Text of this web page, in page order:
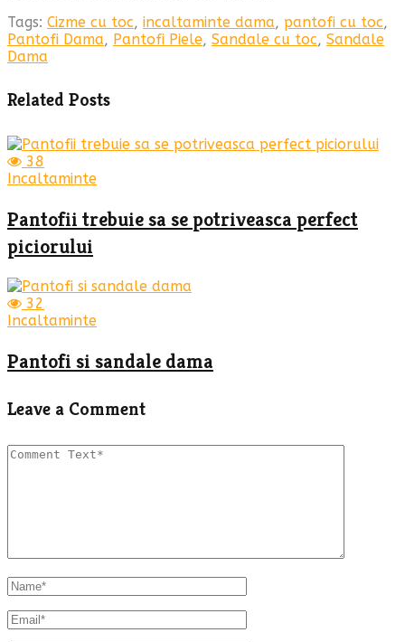
Tags: Cizme cu toc, incaltaminte dama, pantofi cu toc,
Pantofi Dama, Pantofi Piele, Sandale cu toc, Sandale
Dama
Related Posts
38
Incaltaminte
Pantofii trebuie sa se potriveasca perfect
piciorului
32
Incaltaminte
Pantofi si sandale dama
Leave a Comment